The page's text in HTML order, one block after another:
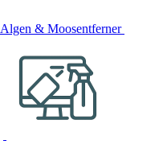
Algen & Moosentferner